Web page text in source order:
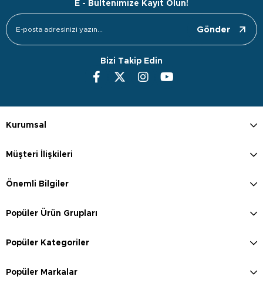
E - Bültenimize Kayıt Olun!
Gönder
Bizi Takip Edin
Kurumsal
Müşteri İlişkileri
Önemli Bilgiler
Popüler Ürün Grupları
Popüler Kategoriler
Popüler Markalar